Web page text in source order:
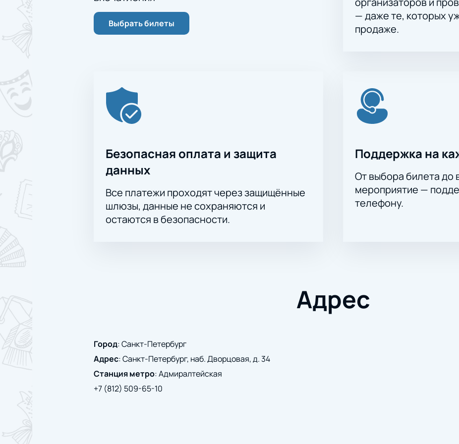
Выбрать билеты
— даже те, которых
продаже.
Безопасная оплата и защита
данных
Все платежи проходят через защищённые
шлюзы, данные не сохраняются и
остаются в безопасности.
Поддержка на
От выбора билета до
мероприятие —
телефону.
Адрес
Город:Санкт-Петербург
Адрес:Санкт-Петербург, наб. Дворцовая, д. 34
Станция метро:Адмиралтейская
+7 (812) 509-65-10